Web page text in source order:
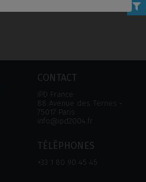
CONTACT
IPD France
88 Avenue des Ternes ‑
75017 Paris
info@ipd2004.fr
TÉLÉPHONES
+33 1 80 90 45 45